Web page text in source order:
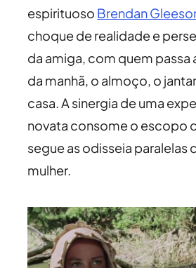
espirituoso Brendan
choque de realidade e
da amiga, com quem passa
da manhã, o almoço, o
casa. A sinergia de uma
novata consome o escopo
segue as odisseia paralelas
mulher.